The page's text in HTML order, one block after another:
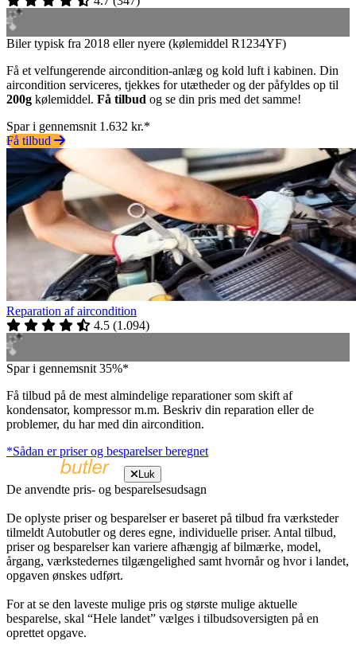
Biler typisk fra 2018 eller nyere (kølemiddel R1234YF)
Få et velfungerende aircondition-anlæg og kold luft i kabinen. Din
aircondition serviceres, tjekkes for utætheder og der påfyldes op til
200g kølemiddel. Få tilbud og se din pris med det samme!
Spar i gennemsnit 1.632 kr.*
Få tilbud
Reparation af aircondition
4.5 (1.094)
Spar i gennemsnit 35%*
Få tilbud på de mest almindelige reparationer som skift af
kondensator, kompressor m.m. Beskriv din reparation eller de
problemer, du har med din aircondition.
*Sådan er priser og besparelser beregnet
Luk
De anvendte pris- og besparelsesudsagn
De oplyste priser og besparelser er baseret på tilbud fra værksteder
tilmeldt Autobutler og deres egne, individuelle priser. Antal tilbud,
priser og besparelser kan variere afhængig af bilmærke, model,
årgang, værkstedernes tilgængelighed samt hvornår og hvor i landet,
opgaven ønskes udført.
For at se den laveste mulige pris og største mulige aktuelle
besparelse, skal “Hele landet” vælges i tilbudsoversigten på en
oprettet opgave.